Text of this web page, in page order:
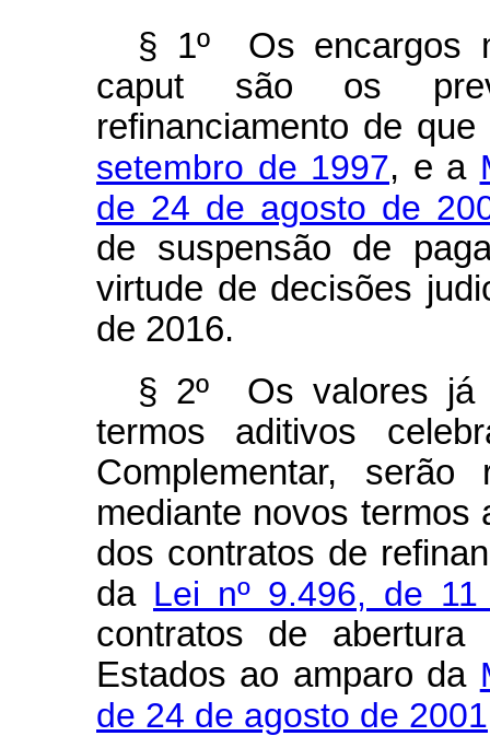
§ 1º Os encargos
caput são os
refinanciamento de
setembro de 1997, e a
de 24 de agosto de
de suspensão de
virtude de decisões
de 2016.
§ 2º Os valores já
termos aditivos
Complementar, serão
mediante novos termos
dos contratos de
da Lei nº 9.496, de
contratos de
Estados ao amparo da
de 24 de agosto de 2001